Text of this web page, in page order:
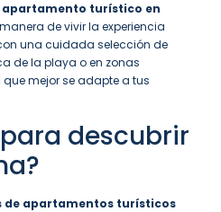
turístico en
de vivir la experiencia
una cuidada selección de
de la playa o en zonas
mejor se adapte a tus
descubrir
de apartamentos turísticos